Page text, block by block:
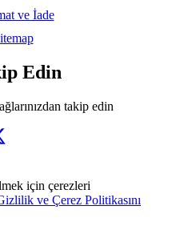
ve İade
Edin
takip edin
için çerezleri
ve Çerez Politikasını